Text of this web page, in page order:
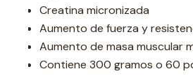
Creatina micronizada
Aumento de fuerza y
Aumento de masa muscular
Contiene 300 gramos o 60